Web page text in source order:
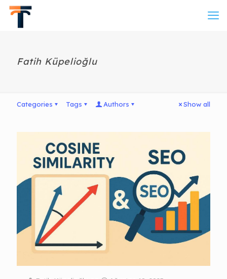
Fatih Küpelioğlu
Categories Tags Authors Show all